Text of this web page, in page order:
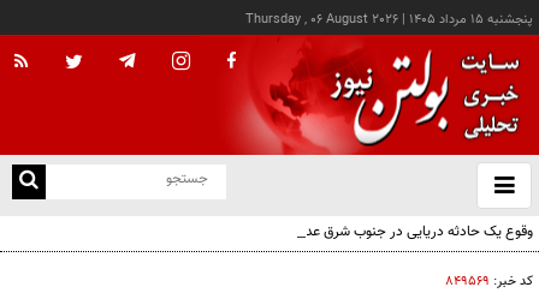
پنجشنبه ۱۵ مرداد ۱۴۰۵ |
Thursday , 06 August 2026
باز
و
وقوع یک حادثه دریایی در جنوب شرق عدن
کد خبر: ۸۴۹۵۶۹